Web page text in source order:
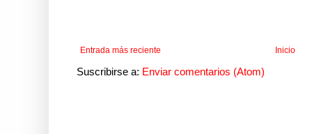
Entrada más reciente Inicio
Suscribirse a: Enviar comentarios (Atom)